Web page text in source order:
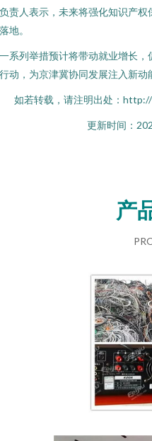
责人表示，未来将强化知识产
地。
系列举措预计将带动就业增长
动，为京津冀协同发展注入新动
如若转载，请注明出处：
更新时间：
产